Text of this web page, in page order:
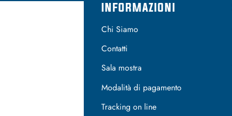
INFORMAZIONI
Chi Siamo
Contatti
Sala mostra
Modalità di pagamento
Tracking on line